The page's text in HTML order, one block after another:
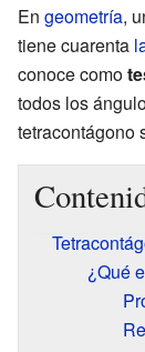
En geometría,
tiene cuarenta
conoce como
todos los
tetracontágono
¿Qué